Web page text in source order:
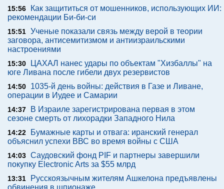
15:56
Как защититься от мошенников, использующих ИИ:
рекомендации Би-би-си
15:51 Ученые показали связь между верой в теории
заговора, антисемитизмом и антиизраильскими
настроениями
15:30
ЦАХАЛ нанес удары по объектам "Хизбаллы" на
юге Ливана после гибели двух резервистов
14:50
1035-й день войны: действия в Газе и Ливане,
операции в Иудее и Самарии
14:37
В Израиле зарегистрирована первая в этом
сезоне смерть от лихорадки Западного Нила
14:22
Бумажные карты и отвага: иранский генерал
объяснил успехи ВВС во время войны с США
14:03 Саудовский фонд PIF и партнеры завершили
покупку Electronic Arts за $55 млрд
13:31
Русскоязычным жителям Ашкелона предъявлены
обвинения в шпионаже